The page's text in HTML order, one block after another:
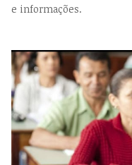
e informações.